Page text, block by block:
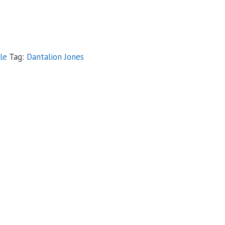
Tag: Dantalion Jones